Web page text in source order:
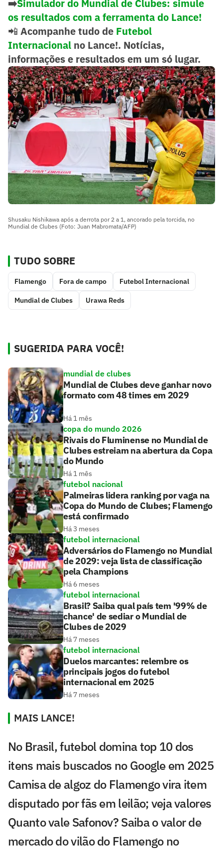
➡️Simulador do Mundial de Clubes: simule
os resultados com a ferramenta do Lance!
📲 Acompanhe tudo de Futebol
Internacional no Lance!. Notícias,
informações e resultados em um só lugar.
Shusaku Nishikawa após a derrota por 2 a 1, ancorado pela torcida, no
Mundial de Clubes (Foto: Juan Mabromata/AFP)
TUDO SOBRE
Flamengo Fora de campo Futebol Internacional
Mundial de Clubes Urawa Reds
SUGERIDA PARA VOCÊ!
mundial de clubes
Mundial de Clubes deve ganhar novo
formato com 48 times em 2029
Há 1 mês
copa do mundo 2026
Rivais do Fluminense no Mundial de
Clubes estreiam na abertura da Copa
do Mundo
Há 1 mês
futebol nacional
Palmeiras lidera ranking por vaga na
Copa do Mundo de Clubes; Flamengo
está confirmado
Há 3 meses
futebol internacional
Adversários do Flamengo no Mundial
de 2029: veja lista de classificação
pela Champions
Há 6 meses
futebol internacional
Brasil? Saiba qual país tem '99% de
chance' de sediar o Mundial de
Clubes de 2029
Há 7 meses
futebol internacional
Duelos marcantes: relembre os
principais jogos do futebol
internacional em 2025
Há 7 meses
MAIS LANCE!
No Brasil, futebol domina top 10 dos
itens mais buscados no Google em 2025
Camisa de algoz do Flamengo vira item
disputado por fãs em leilão; veja valores
Quanto vale Safonov? Saiba o valor de
mercado do vilão do Flamengo no